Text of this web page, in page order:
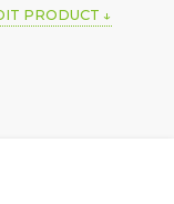
PRODUCT